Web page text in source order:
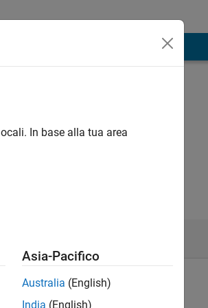
In base alla tua area
Asia-Pacifico
Australia (English)
India (English)